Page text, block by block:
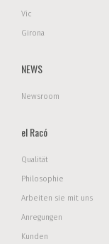
Vic
Girona
NEWS
Newsroom
el Racó
Qualität
Philosophie
Arbeiten sie mit uns
Anregungen
Kunden